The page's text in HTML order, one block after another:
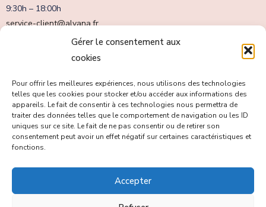
Gérer le consentement aux
cookies
Pour offrir les meilleures expériences, nous utilisons des technologies
telles que les cookies pour stocker et/ou accéder aux informations des
appareils. Le fait de consentir à ces technologies nous permettra de
traiter des données telles que le comportement de navigation ou les ID
uniques sur ce site. Le fait de ne pas consentir ou de retirer son
consentement peut avoir un effet négatif sur certaines caractéristiques et
fonctions.
Accepter
9:30h – 18:00h
service-client@alvana.fr
Tous droits réservés copyright © Alvana Swimwear 2023.